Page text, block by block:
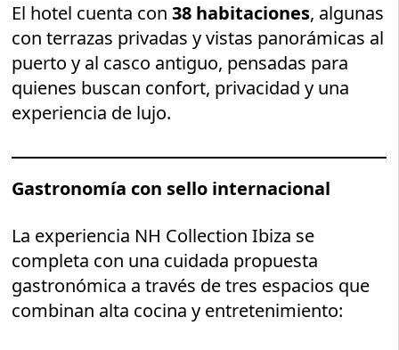
El hotel cuenta con38 habitaciones, algunas
con terrazas privadas y vistas panorámicas al
puerto y al casco antiguo, pensadas para
quienes buscan confort, privacidad y una
experiencia de lujo.
Gastronomía con sello internacional
La experiencia NH Collection Ibiza se
completa con una cuidada propuesta
gastronómica a través de tres espacios que
combinan alta cocina y entretenimiento: